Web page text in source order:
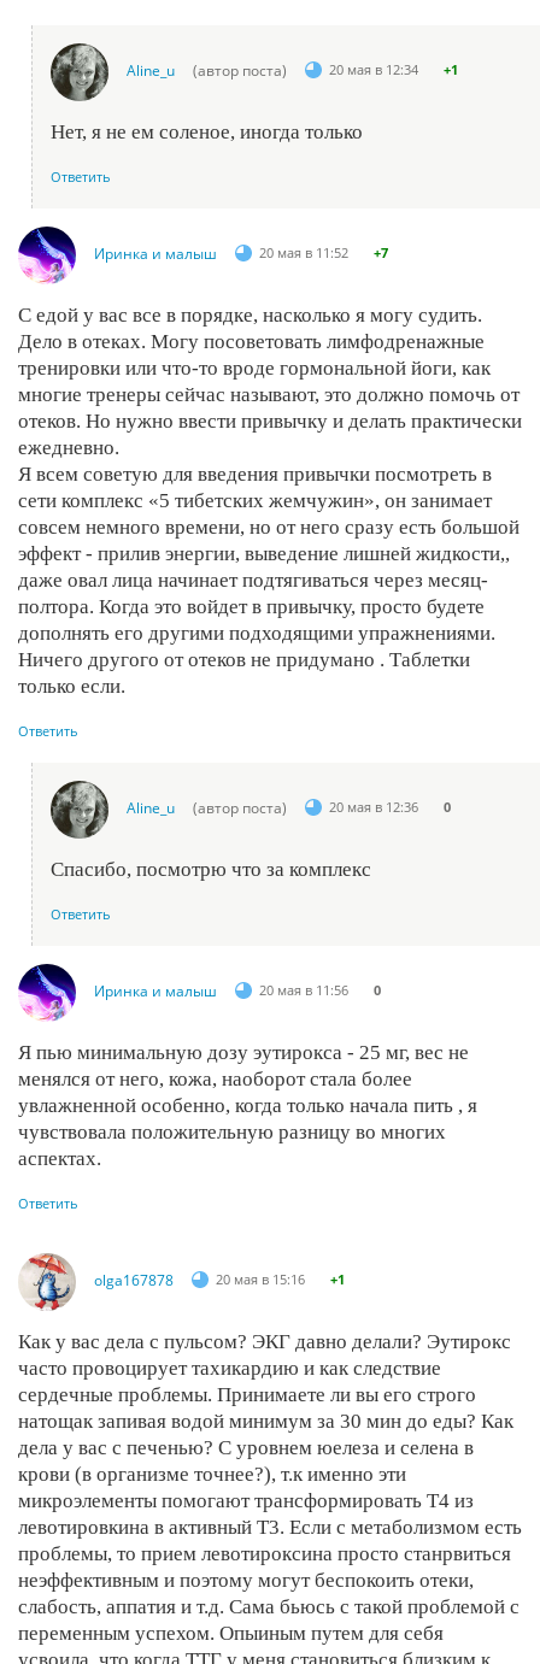
Aline_u (автор поста) 20 мая в 12:34 +1
Нет, я не ем соленое, иногда только
Ответить
Иринка и малыш 20 мая в 11:52 +7
С едой у вас все в порядке, насколько я могу судить.
Дело в отеках. Могу посоветовать лимфодренажные
тренировки или что-то вроде гормональной йоги, как
многие тренеры сейчас называют, это должно помочь от
отеков. Но нужно ввести привычку и делать практически
ежедневно.
Я всем советую для введения привычки посмотреть в
сети комплекс «5 тибетских жемчужин», он занимает
совсем немного времени, но от него сразу есть большой
эффект - прилив энергии, выведение лишней жидкости,,
даже овал лица начинает подтягиваться через месяц-
полтора. Когда это войдет в привычку, просто будете
дополнять его другими подходящими упражнениями.
Ничего другого от отеков не придумано . Таблетки
только если.
Ответить
Aline_u (автор поста) 20 мая в 12:36 0
Спасибо, посмотрю что за комплекс
Ответить
Иринка и малыш 20 мая в 11:56 0
Я пью минимальную дозу эутирокса - 25 мг, вес не
менялся от него, кожа, наоборот стала более
увлажненной особенно, когда только начала пить , я
чувствовала положительную разницу во многих
аспектах.
Ответить
olga167878 20 мая в 15:16 +1
Как у вас дела с пульсом? ЭКГ давно делали? Эутирокс
часто провоцирует тахикардию и как следствие
сердечные проблемы. Принимаете ли вы его строго
натощак запивая водой минимум за 30 мин до еды? Как
дела у вас с печенью? С уровнем юелеза и селена в
крови (в организме точнее?), т.к именно эти
микроэлементы помогают трансформировать Т4 из
левотировкина в активный Т3. Если с метаболизмом есть
проблемы, то прием левотироксина просто станрвиться
неэффективным и поэтому могут беспокоить отеки,
слабость, аппатия и т.д. Сама бьюсь с такой проблемой с
переменным успехом. Опыиным путем для себя
усвоила, что когда ТТГ у меня становиться близким к